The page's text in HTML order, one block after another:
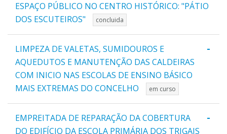
ESPAÇO PÚBLICO NO CENTRO HISTÓRICO: "PÁTIO
DOS ESCUTEIROS"
concluida
-
LIMPEZA DE VALETAS, SUMIDOUROS E
AQUEDUTOS E MANUTENÇÃO DAS CALDEIRAS
COM INICIO NAS ESCOLAS DE ENSINO BÁSICO
MAIS EXTREMAS DO CONCELHO
em curso
-
EMPREITADA DE REPARAÇÃO DA COBERTURA
DO EDIFÍCIO DA ESCOLA PRIMÁRIA DOS TRIGAIS